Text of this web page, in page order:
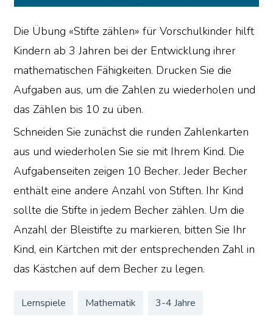
Die Übung «Stifte zählen» für Vorschulkinder hilft
Kindern ab 3 Jahren bei der Entwicklung ihrer
mathematischen Fähigkeiten. Drucken Sie die
Aufgaben aus, um die Zahlen zu wiederholen und
das Zählen bis 10 zu üben.
Schneiden Sie zunächst die runden Zahlenkarten
aus und wiederholen Sie sie mit Ihrem Kind. Die
Aufgabenseiten zeigen 10 Becher. Jeder Becher
enthält eine andere Anzahl von Stiften. Ihr Kind
sollte die Stifte in jedem Becher zählen. Um die
Anzahl der Bleistifte zu markieren, bitten Sie Ihr
Kind, ein Kärtchen mit der entsprechenden Zahl in
das Kästchen auf dem Becher zu legen.
Lernspiele Mathematik 3-4 Jahre